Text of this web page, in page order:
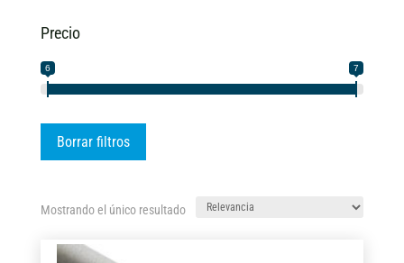
Precio
6 7
Borrar filtros
Mostrando el único resultado